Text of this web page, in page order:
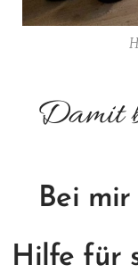
Damit
Bei
Hilfe für